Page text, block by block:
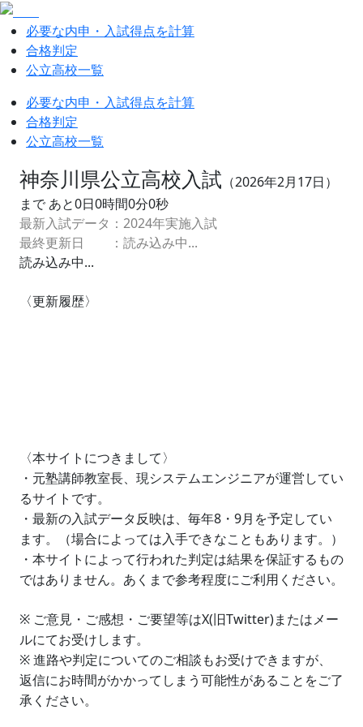
必要な内申・入試得点を計算
合格判定
公立高校一覧
必要な内申・入試得点を計算
合格判定
公立高校一覧
神奈川県公立高校入試 （2026年2月17日）
まで あと0日0時間0分0秒
最新入試データ： 2024年実施入試
最終更新日 ： 読み込み中...
読み込み中...
〈更新履歴〉
〈本サイトにつきまして〉
・元塾講師教室長、現システムエンジニアが運営してい
るサイトです。
・最新の入試データ反映は、毎年8・9月を予定してい
ます。（場合によっては入手できなこともあります。）
・本サイトによって行われた判定は結果を保証するもの
ではありません。あくまで参考程度にご利用ください。
※ ご意見・ご感想・ご要望等はX(旧Twitter)またはメー
ルにてお受けします。
※ 進路や判定についてのご相談もお受けできますが、
返信にお時間がかかってしまう可能性があることをご了
承ください。